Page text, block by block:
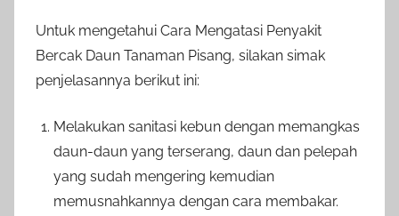
Untuk mengetahui Cara Mengatasi Penyakit
Bercak Daun Tanaman Pisang, silakan simak
penjelasannya berikut ini:
Melakukan sanitasi kebun dengan memangkas
daun-daun yang terserang, daun dan pelepah
yang sudah mengering kemudian
memusnahkannya dengan cara membakar.